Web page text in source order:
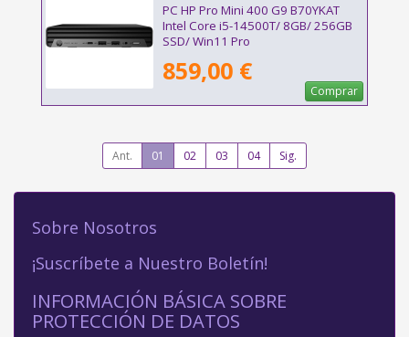
PC HP Pro Mini 400 G9 B70YKAT
Intel Core i5-14500T/ 8GB/ 256GB
SSD/ Win11 Pro
859,00 €
Comprar
Ant. 01 02 03 04 Sig.
Sobre Nosotros
¡Suscríbete a Nuestro Boletín!
INFORMACIÓN BÁSICA SOBRE
PROTECCIÓN DE DATOS